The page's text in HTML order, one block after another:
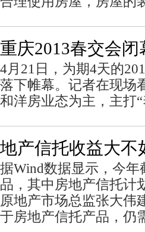
重庆2013春交会
4月21日，为期4天的
落下帷幕。记者在现场
和洋房业态为主，主打
地产信托收益大不
据Wind数据显示，今
品，其中房地产信托计
原地产市场总监张大伟
于房地产信托产品，仍